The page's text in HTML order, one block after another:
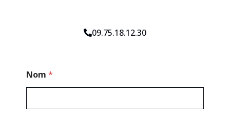
09.75.18.12.30
E
-
Nom *